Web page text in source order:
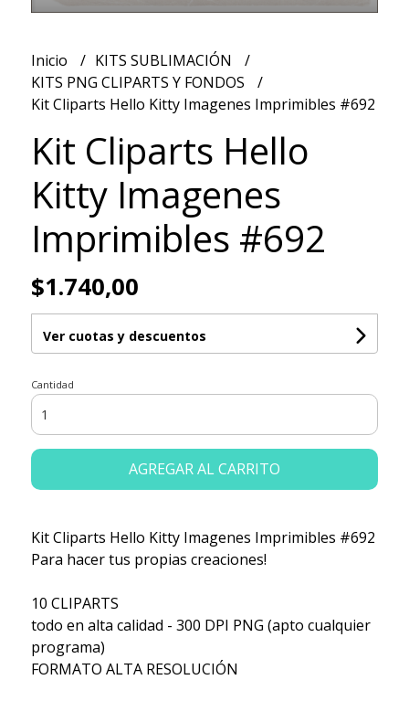
Inicio
KITS SUBLIMACIÓN
KITS PNG CLIPARTS Y FONDOS
Kit Cliparts Hello Kitty Imagenes Imprimibles #692
Kit Cliparts Hello
Kitty Imagenes
Imprimibles #692
$1.740,00
Ver cuotas y descuentos
Cantidad
AGREGAR AL CARRITO
Kit Cliparts Hello Kitty Imagenes Imprimibles #692
Para hacer tus propias creaciones!
10 CLIPARTS
todo en alta calidad - 300 DPI PNG (apto cualquier
programa)
FORMATO ALTA RESOLUCIÓN